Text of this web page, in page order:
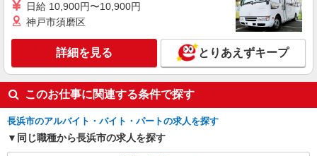
日給 10,900円〜10,900円
神戸市須磨区
詳細を見る とりあえずキープ
このお仕事に関連する条件で探す
長浜市のアルバイト・バイト・パートの求人を探す
同じ職種から長浜市の求人を探す